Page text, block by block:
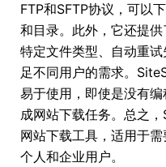
FTP和SFTP协议，可以
和目录。此外，它还提
特定文件类型、自动重
足不同用户的需求。
易于使用，即使是没有
成网站下载任务。总之
网站下载工具，适用于
个人和企业用户。